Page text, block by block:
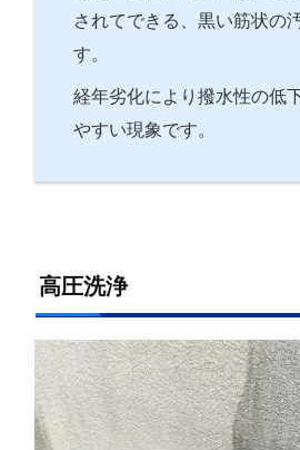
されてできる、黒い筋状の
す。
経年劣化により撥水性の低
やすい現象です。
高圧洗浄